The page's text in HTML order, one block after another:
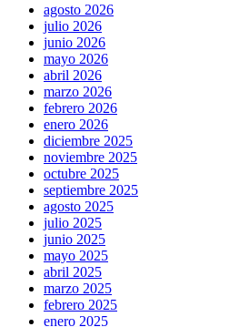
agosto 2026
julio 2026
junio 2026
mayo 2026
abril 2026
marzo 2026
febrero 2026
enero 2026
diciembre 2025
noviembre 2025
octubre 2025
septiembre 2025
agosto 2025
julio 2025
junio 2025
mayo 2025
abril 2025
marzo 2025
febrero 2025
enero 2025